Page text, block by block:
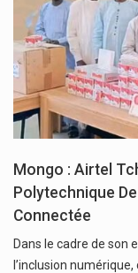
Mongo : Airtel
Polytechnique
Connectée
Dans le cadre de son
l’inclusion